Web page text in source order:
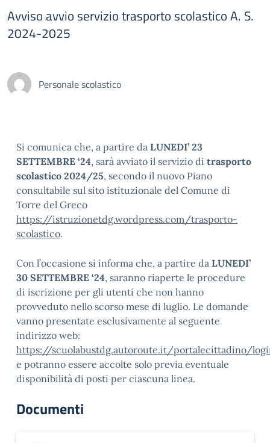
Avviso avvio servizio trasporto scolastico A. S.
2024-2025
Personale scolastico
Si comunica che, a partire da LUNEDI’ 23
SETTEMBRE ‘24, sarà avviato il servizio di trasporto
scolastico 2024/25, secondo il nuovo Piano
consultabile sul sito istituzionale del Comune di
Torre del Greco
https://istruzionetdg.wordpress.com/trasporto-
scolastico.
Con l’occasione si informa che, a partire da LUNEDI’
30 SETTEMBRE ‘24, saranno riaperte le procedure
di iscrizione per gli utenti che non hanno
provveduto nello scorso mese di luglio. Le domande
vanno presentate esclusivamente al seguente
indirizzo web:
https://scuolabustdg.autoroute.it/portalecittadino/
e potranno essere accolte solo previa eventuale
disponibilità di posti per ciascuna linea.
Documenti